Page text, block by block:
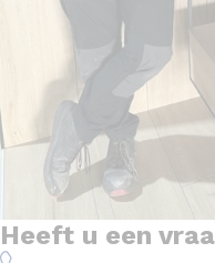
Heeft u een